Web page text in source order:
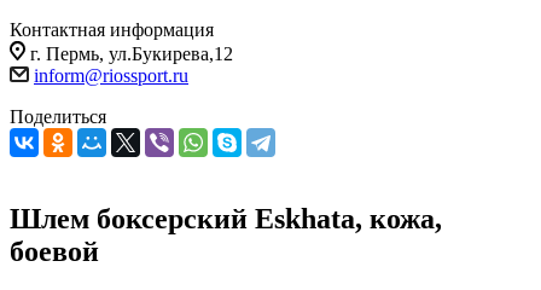
Контактная информация
г. Пермь, ул.Букирева,12
inform@riossport.ru
Поделиться
Шлем боксерский Eskhata, кожа,
боевой